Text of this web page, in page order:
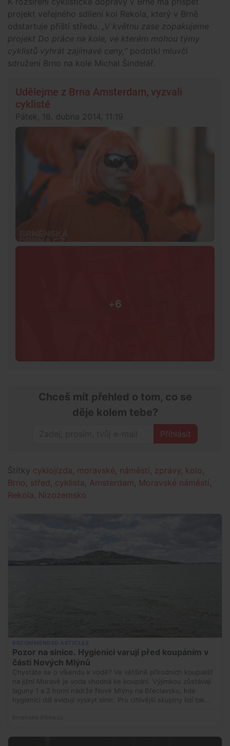
projekt veřejného sdílení kol Rekola, který v Brně
odstartuje příští středu. „V květnu zase zopakujeme
projekt Do práce na kole, ve kterém mohou týmy
cyklistů vyhrát zajímavé ceny,“ podotkl mluvčí
sdružení Brno na kole Michal Šindelář.
Udělejme z Brna Amsterdam, vyzvali
cyklisté
Pátek, 18. dubna 2014, 11:19
+6
Chceš mít přehled o tom, co se
děje kolem tebe?
Přihlásit
Štítky cyklojízda moravské náměstí zprávy kolo
Brno střed cyklista Amsterdam Moravské náměstí
Rekola Nizozemsko